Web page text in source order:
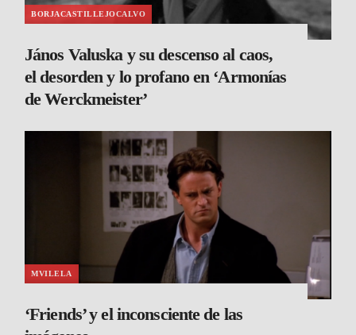
BORJACASTILLEJOCALVO
János Valuska y su descenso al caos,
el desorden y lo profano en ‘Armonías
de Werckmeister’
MVILELA
‘Friends’ y el inconsciente de las